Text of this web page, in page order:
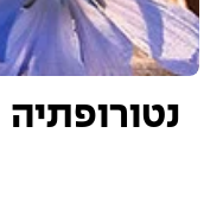
נטורופתיה